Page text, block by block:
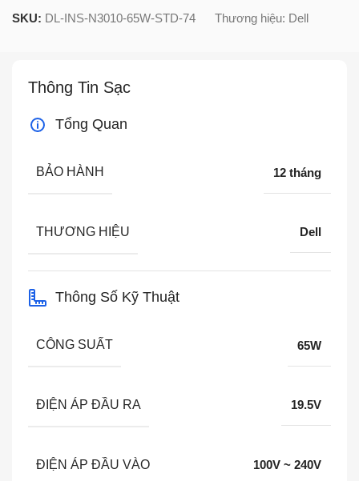
SKU: DL-INS-N3010-65W-STD-74 Thương hiệu: Dell
Thông Tin Sạc
Tổng Quan
BẢO HÀNH 12 tháng
THƯƠNG HIỆU Dell
Thông Số Kỹ Thuật
CÔNG SUẤT 65W
ĐIỆN ÁP ĐẦU RA 19.5V
ĐIỆN ÁP ĐẦU VÀO 100V ~ 240V